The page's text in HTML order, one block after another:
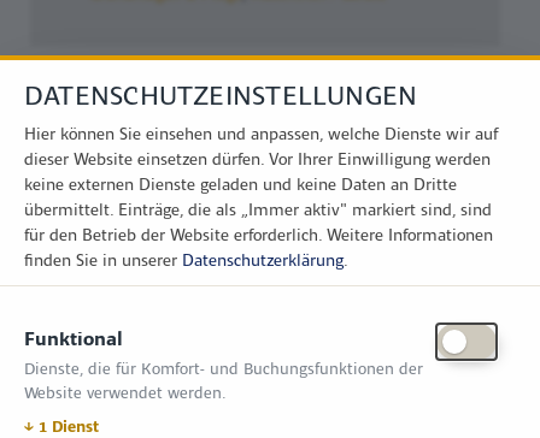
Zimper Media GmbH
Reinhardtstr. 31, 10117 Berlin
Tel.: +49 (0) 30 814 50 12 600
office@kommunal.de
DATENSCHUTZEINSTELLUNGEN
Hier können Sie einsehen und anpassen, welche Dienste wir auf
dieser Website einsetzen dürfen. Vor Ihrer Einwilligung werden
keine externen Dienste geladen und keine Daten an Dritte
übermittelt. Einträge, die als „Immer aktiv" markiert sind, sind
für den Betrieb der Website erforderlich. Weitere Informationen
finden Sie in unserer Datenschutzerklärung.
Funktional
Dienste, die für Komfort- und Buchungsfunktionen der
Website verwendet werden.
↓ 1 Dienst